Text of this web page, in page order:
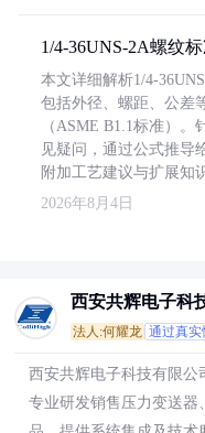
1/4-36UNS-2A螺纹
本文详细解析1/4-
包括外径、螺距、公差
（ASME B1.1标准）。
见疑问，通过公式推导
附加工艺建议与扩展知
2026年8月4日
西安共辉电子科
法人:何耀龙 通过真实
西安共辉电子科技有限公
专业研发销售压力变送器